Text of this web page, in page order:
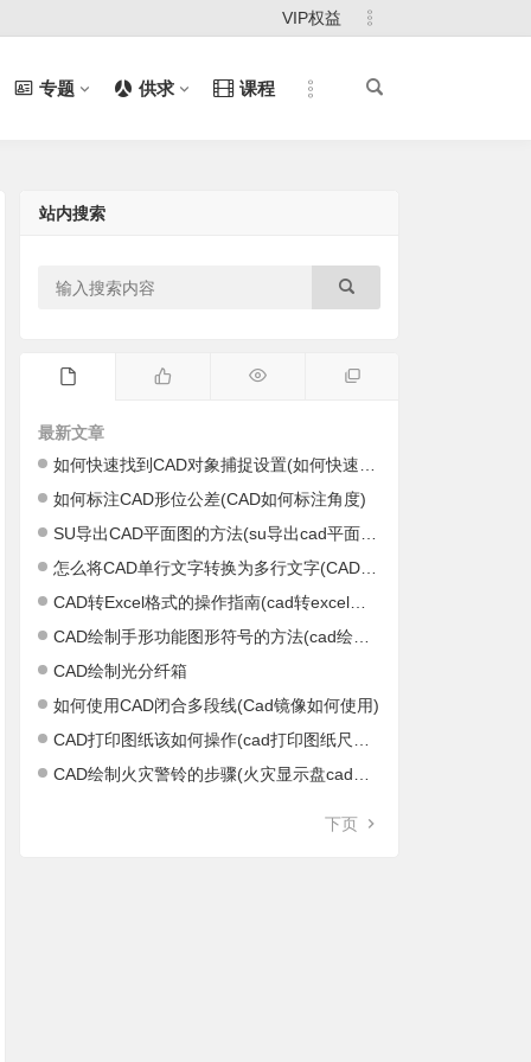
VIP权益
专题 供求 课程
站内搜索
最新文章
如何快速找到CAD对象捕捉设置(如何快速找到cad里的图)
如何标注CAD形位公差(CAD如何标注角度)
SU导出CAD平面图的方法(su导出cad平面图不正)
怎么将CAD单行文字转换为多行文字(CAD单行文字怎么结束)
CAD转Excel格式的操作指南(cad转excel软件)
CAD绘制手形功能图形符号的方法(cad绘制距形)
CAD绘制光分纤箱
如何使用CAD闭合多段线(Cad镜像如何使用)
CAD打印图纸该如何操作(cad打印图纸尺寸设置)
CAD绘制火灾警铃的步骤(火灾显示盘cad图标)
下页